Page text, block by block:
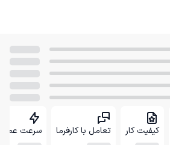
کیفیت کار تعامل با کارفرما سرعت عمل